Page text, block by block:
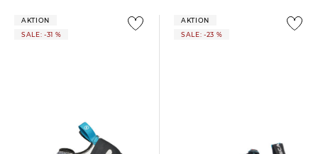
AKTION
SALE: -31 %
AKTION
SALE: -23 %